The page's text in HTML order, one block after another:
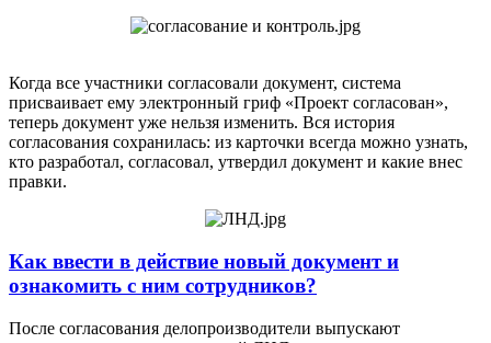
Когда все участники согласовали документ, система
присваивает ему электронный гриф «Проект согласован»,
теперь документ уже нельзя изменить. Вся история
согласования сохранилась: из карточки всегда можно узнать,
кто разработал, согласовал, утвердил документ и какие внес
правки.
Как ввести в действие новый документ и
ознакомить с ним сотрудников?
После согласования делопроизводители выпускают